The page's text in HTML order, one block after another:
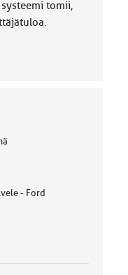
tomii,
- Ford